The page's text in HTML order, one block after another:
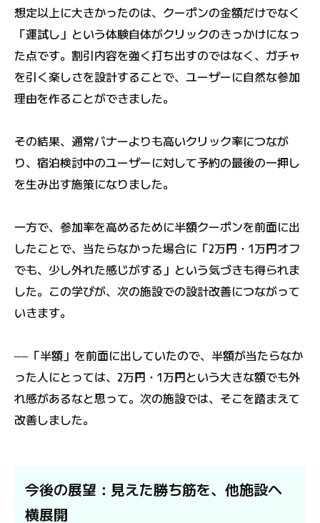
想定以上に大きかったのは、クーポンの金額だけでなく
「運試し」という体験自体がクリックのきっかけになっ
た点です。割引内容を強く打ち出すのではなく、ガチャ
を引く楽しさを設計することで、ユーザーに自然な参加
理由を作ることができました。
その結果、通常バナーよりも高いクリック率につなが
り、宿泊検討中のユーザーに対して予約の最後の一押し
を生み出す施策になりました。
一方で、参加率を高めるために半額クーポンを前面に出
したことで、当たらなかった場合に「2万円・1万円オフ
でも、少し外れた感じがする」という気づきも得られま
した。この学びが、次の施設での設計改善につながって
いきます。
――「半額」を前面に出していたので、半額が当たらなか
った人にとっては、2万円・1万円という大きな額でも外
れ感があるなと思って。次の施設では、そこを踏まえて
改善しました。
今後の展望：見えた勝ち筋を、他施設へ
横展開